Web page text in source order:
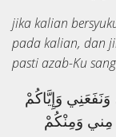
jika kalian
pada kalian, dan
pasti azab-Ku
وَإِيَّاكُمْ
مِني وَمِنْكُمْ